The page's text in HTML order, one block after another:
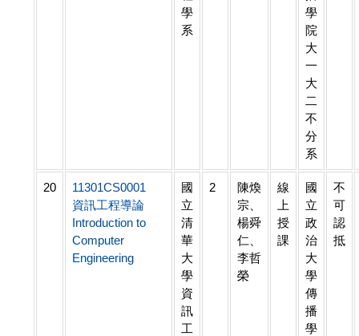
學
系
學
院
大
一
大
二
不
分
系
20
11301CS0001
資訊工程導論
Introduction to
Computer
Engineering
國
立
清
華
大
學
資
訊
工
2
陳煥
宗、
楊舜
仁、
李哲
榮
線
上
授
課
國
立
政
治
大
學
傳
播
學
不
可
認
抵